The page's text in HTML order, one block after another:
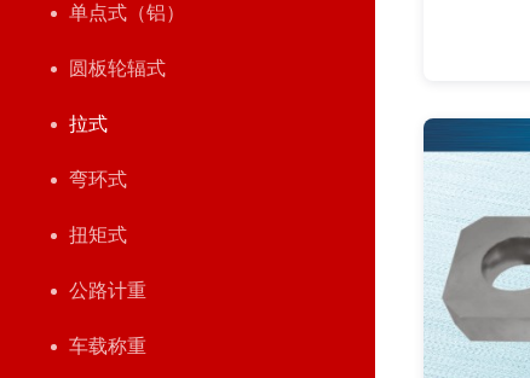
单点式（铝）
圆板轮辐式
拉式
弯环式
扭矩式
公路计重
车载称重